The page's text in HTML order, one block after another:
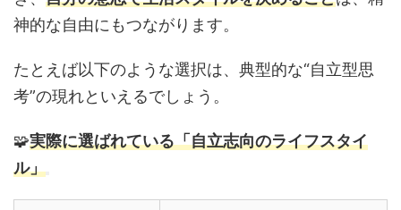
神的な自由にもつながります。
たとえば以下のような選択は、典型的な“自立型思
考”の現れといえるでしょう。
🧩実際に選ばれている「自立志向のライフスタイ
ル」